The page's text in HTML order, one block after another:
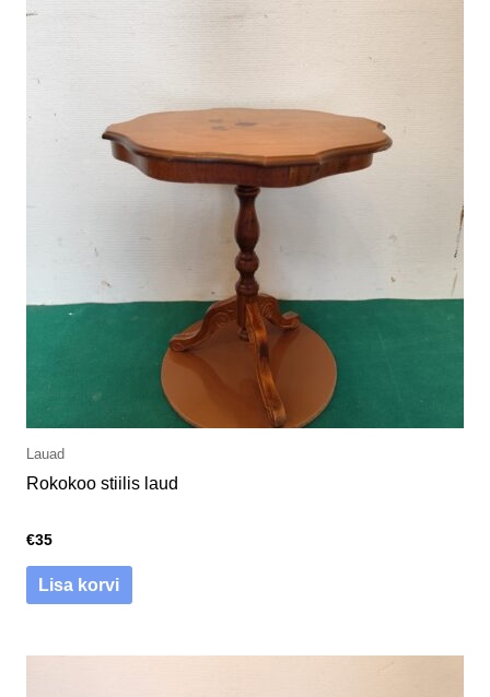
Lauad
Rokokoo stiilis laud
€35
Lisa korvi